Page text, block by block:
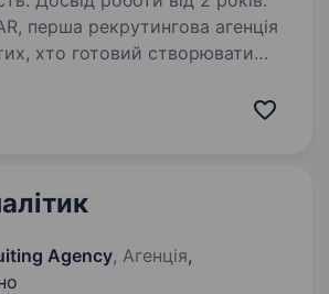
перша рекрутингова агенція
хто готовий створювати
Agency, Агенція,